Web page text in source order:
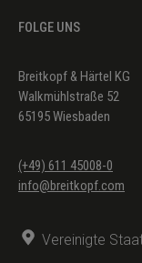
FOLGE UNS
Breitkopf & Härtel KG
Walkmühlstraße 52
65195 Wiesbaden
(+49) 611 45008-0
info@breitkopf.com
Vereinigte